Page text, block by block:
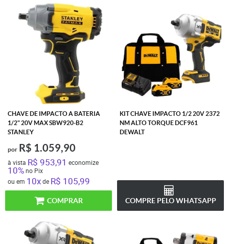
CHAVE DE IMPACTO A BATERIA
1/2" 20V MAX SBW920-B2
STANLEY
por R$ 1.059,90
à vista R$ 953,91 economize
10%no Pix
ou em 10xde R$ 105,99
COMPRAR
KIT CHAVE IMPACTO 1/2 20V 2372
NM ALTO TORQUE DCF961
DEWALT
COMPRE PELO WHATSAPP